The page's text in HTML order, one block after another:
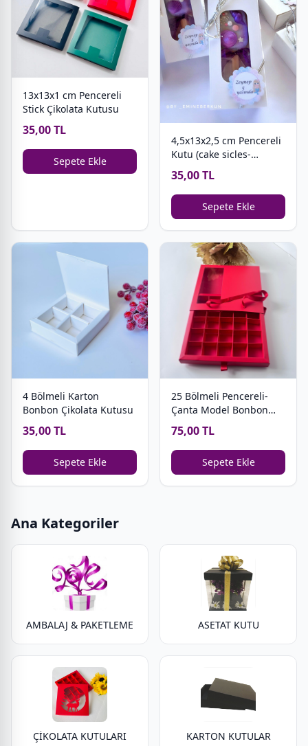
13x13x1 cm Pencereli
Stick Çikolata Kutusu
35,00 TL
Sepete Ekle
4,5x13x2,5 cm Pencereli
Kutu (cake sicles-
magnum cakes)
35,00 TL
Sepete Ekle
4 Bölmeli Karton
Bonbon Çikolata Kutusu
35,00 TL
Sepete Ekle
25 Bölmeli Pencereli-
Çanta Model Bonbon
Çikolata Kutusu
75,00 TL
Sepete Ekle
Ana Kategoriler
AMBALAJ & PAKETLEME ASETAT KUTU
ÇİKOLATA KUTULARI KARTON KUTULAR